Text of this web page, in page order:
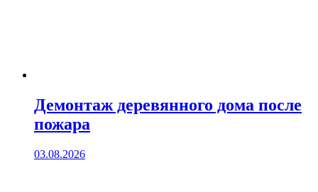
Демонтаж деревянного дома после
пожара
03.08.2026